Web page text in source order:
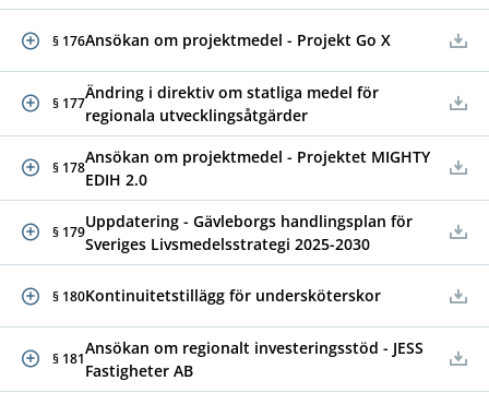
§ 176Ansökan om projektmedel - Projekt Go X
§ 177
Ändring i direktiv om statliga medel för
regionala utvecklingsåtgärder
§ 178
Ansökan om projektmedel - Projektet MIGHTY
EDIH 2.0
§ 179
Uppdatering - Gävleborgs handlingsplan för
Sveriges Livsmedelsstrategi 2025-2030
§ 180Kontinuitetstillägg för undersköterskor
§ 181
Ansökan om regionalt investeringsstöd - JESS
Fastigheter AB